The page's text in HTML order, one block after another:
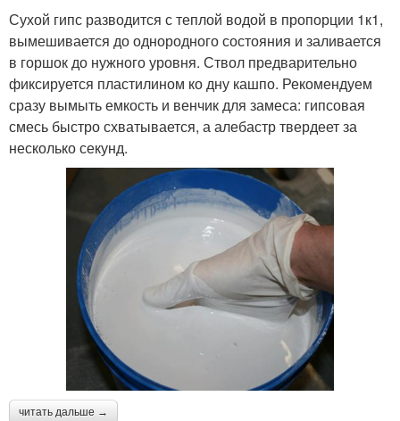
Сухой гипс разводится с теплой водой в пропорции 1к1,
вымешивается до однородного состояния и заливается
в горшок до нужного уровня. Ствол предварительно
фиксируется пластилином ко дну кашпо. Рекомендуем
сразу вымыть емкость и венчик для замеса: гипсовая
смесь быстро схватывается, а алебастр твердеет за
несколько секунд.
читать дальше →